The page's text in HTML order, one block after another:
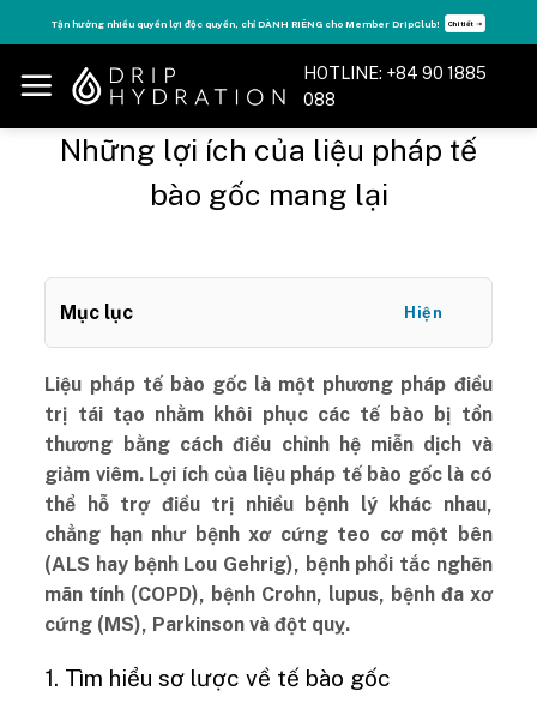
to
content
Tận hưởng nhiều quyền lợi độc quyền, chỉ DÀNH RIÊNG cho Member DripClub! Chi tiết ➝
HOTLINE: +84 90 1885
088
Những lợi ích của liệu pháp tế
bào gốc mang lại
Mục lục Hiện
Liệu pháp tế bào gốc là một phương pháp điều
trị tái tạo nhằm khôi phục các tế bào bị tổn
thương bằng cách điều chỉnh hệ miễn dịch và
giảm viêm. Lợi ích của liệu pháp tế bào gốc là có
thể hỗ trợ điều trị nhiều bệnh lý khác nhau,
chẳng hạn như bệnh xơ cứng teo cơ một bên
(ALS hay bệnh Lou Gehrig), bệnh phổi tắc nghẽn
mãn tính (COPD), bệnh Crohn, lupus, bệnh đa xơ
cứng (MS), Parkinson và đột quỵ.
1. Tìm hiểu sơ lược về tế bào gốc